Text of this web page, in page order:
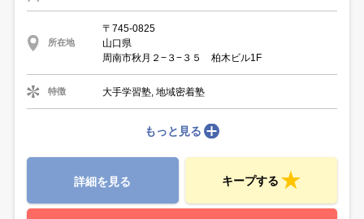
所在地
〒745-0825
山口県
周南市秋月２−３−３５ 柏木ビル1F
特徴 大手学習塾, 地域密着塾
もっと見る
詳細を見る キープする